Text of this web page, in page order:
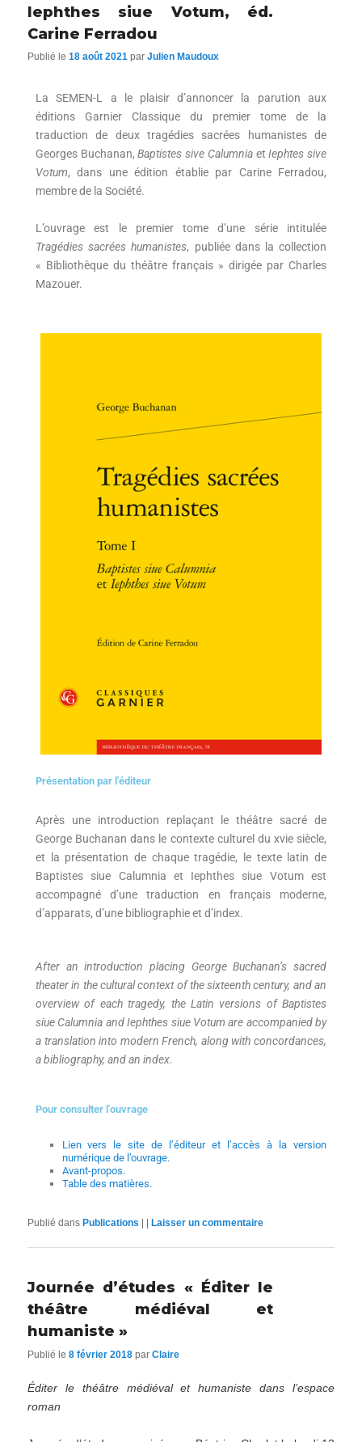
Iephthes siue Votum, éd.
Carine Ferradou
Publié le18 août 2021 parJulien Maudoux
La SEMEN-L a le plaisir d’annoncer la parution aux
éditions Garnier Classique du premier tome de la
traduction de deux tragédies sacrées humanistes de
Georges Buchanan, Baptistes sive CalumniaetIephtes sive
Votum, dans une édition établie par Carine Ferradou,
membre de la Société.
L’ouvrage est le premier tome d’une série intitulée
Tragédies sacrées humanistes, publiée dans la collection
« Bibliothèque du théâtre français » dirigée par Charles
Mazouer.
Présentation par l'éditeur
Après une introduction replaçant le théâtre sacré de
George Buchanan dans le contexte culturel du xvie siècle,
et la présentation de chaque tragédie, le texte latin de
Baptistes siue Calumnia et Iephthes siue Votum est
accompagné d’une traduction en français moderne,
d’apparats, d’une bibliographie et d’index.
After an introduction placing George Buchanan’s sacred
theater in the cultural context of the sixteenth century, and an
overview of each tragedy, the Latin versions of Baptistes
siue Calumnia and Iephthes siue Votum are accompanied by
a translation into modern French, along with concordances,
a bibliography, and an index.
Pour consulter l'ouvrage
Lien vers le site de l’éditeur et l’accès à la version
numérique de l’ouvrage.
Avant-propos.
Table des matières.
Publié dans Publications Laisser un commentaire
Journée d’études « Éditer le
théâtre médiéval et
humaniste »
Publié le8 février 2018 parClaire
Éditer le théâtre médiéval et humaniste dans l’espace
roman